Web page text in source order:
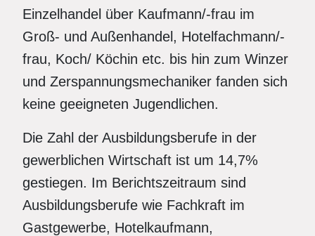
Einzelhandel über Kaufmann/-frau im
Groß- und Außenhandel, Hotelfachmann/-
frau, Koch/ Köchin etc. bis hin zum Winzer
und Zerspannungsmechaniker fanden sich
keine geeigneten Jugendlichen.
Die Zahl der Ausbildungsberufe in der
gewerblichen Wirtschaft ist um 14,7%
gestiegen. Im Berichtszeitraum sind
Ausbildungsberufe wie Fachkraft im
Gastgewerbe, Hotelkaufmann,